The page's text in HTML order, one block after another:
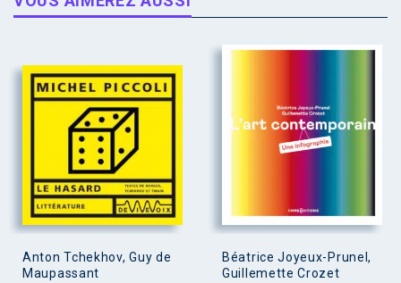
Anton Tchekhov, Guy de
Maupassant
Béatrice Joyeux-Prunel,
Guillemette Crozet